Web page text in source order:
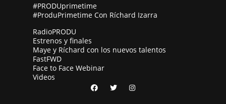
#PRODUprimetime
#ProduPrimetime Con Ríchard Izarra
RadioPRODU
Estrenos y finales
Maye y Ríchard con los nuevos talentos
FastFWD
Face to Face Webinar
Videos